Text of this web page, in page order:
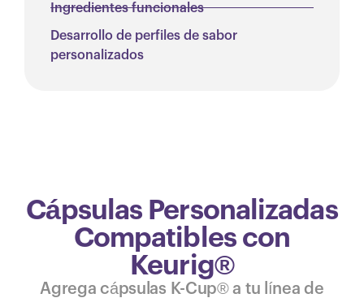
Ingredientes funcionales
Desarrollo de perfiles de sabor
personalizados
Cápsulas Personalizadas
Compatibles con
Keurig®
Agrega cápsulas K-Cup® a tu línea de